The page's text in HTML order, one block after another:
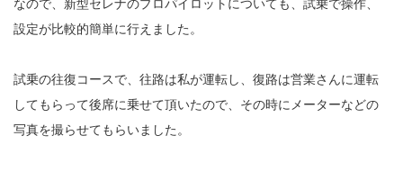
なので、新型セレナのプロパイロットについても、試乗で操作、
設定が比較的簡単に行えました。
試乗の往復コースで、往路は私が運転し、復路は営業さんに運転
してもらって後席に乗せて頂いたので、その時にメーターなどの
写真を撮らせてもらいました。